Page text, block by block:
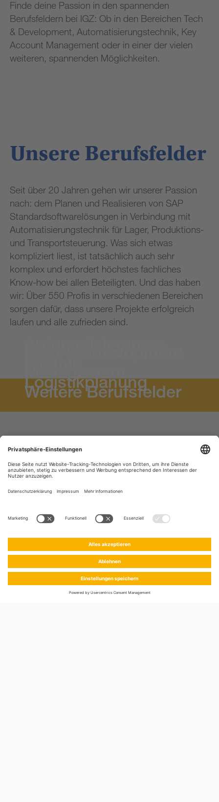
Finde deine Passion in den spannenden
Berufsfeldern bei IGZ: Ob in den Bereichen Tech
& Development, Automatisierungstechnik, Key
Account Management oder in einer der vielen
weiteren, spannenden Möglichkeiten.
Unsere Berufsfelder
Seit über 20 Jahren gehen wir unserer Passion
nach: dem Planen und Realisieren von SAP
Standardsoftwarelösungen in Verbindung mit
Automatisierungstechnik für Lager, Produktions-
und Transportsteuerung. Was sich etwas
kompliziert liest, ist tatsächlich auch sehr
komplex und erfordert höchstes fachliches
Know-how bei allen Beteiligten. Und das haben
wir: Über 550 Profis in verschiedenen Bereichen
sorgen dafür, dass unsere Projekte erfolgreich
laufen und alle zufrieden sind.
Logistikplanung
Weitere Berufsfelder